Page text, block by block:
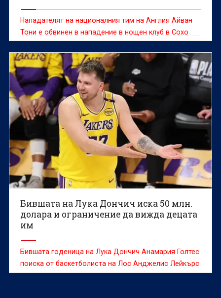
Нападателят на националния тим на Англия Айван
Тони е обвинен в нападение в нощен клуб в Сохо
Лондон, предаде ДПА.
Бившата на Лука Дончич иска 50 млн.
долара и ограничение да вижда децата
им
Бившата годеница на Лука Дончич Анамария Голтес
поиска от баскетболиста на Лос Анджелис Лейкърс
обезщетение в размер на 50 милиона долара,